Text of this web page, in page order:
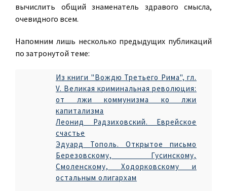
вычислить общий знаменатель здравого смысла,
очевидного всем.
Напомним лишь несколько предыдущих публикаций
по затронутой теме:
Из книги "Вождю Третьего Рима", гл.
V. Великая криминальная революция:
от лжи коммунизма ко лжи
капитализма
Леонид Радзиховский. Еврейское
счастье
Эдуард Тополь. Открытое письмо
Березовскому, Гусинскому,
Смоленскому, Ходорковскому и
остальным олигархам